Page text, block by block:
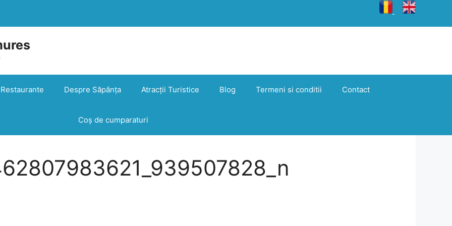
Restaurante Despre Săpânța Atracții Turistice Blog Termeni si conditii Contact
Coș de cumparaturi